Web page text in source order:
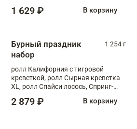
1 629 ₽ В корзину
Бурный праздник
набор
1 254 г
ролл Калифорния с тигровой
креветкой, ролл Сырная креветка
XL, ролл Спайси лосось, Спринг-
Медовая креветка
2 879 ₽ В корзину